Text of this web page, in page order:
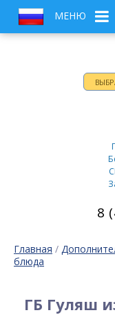
МЕНЮ
8
Главная /
блюда
ГБ Гуляш